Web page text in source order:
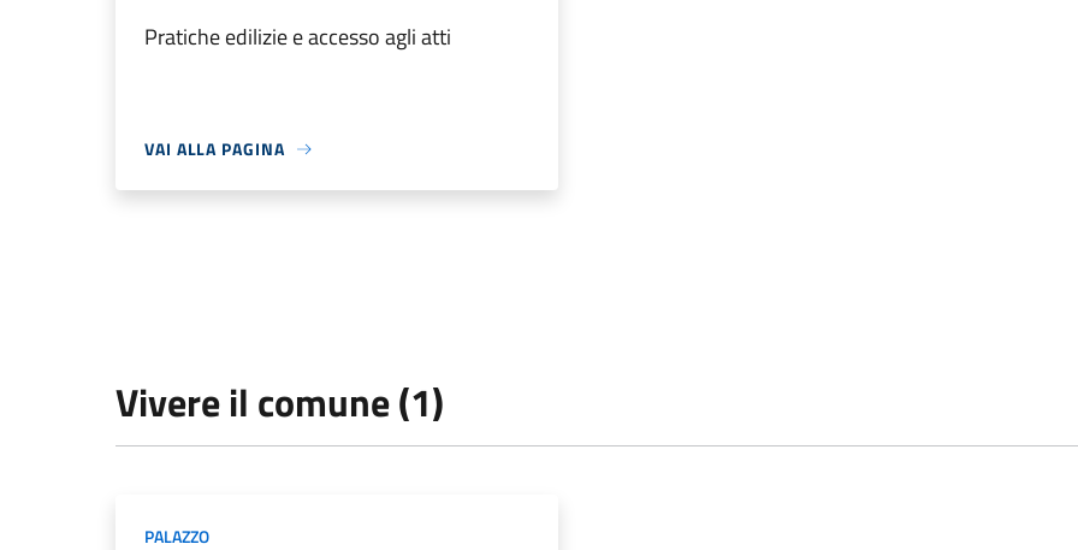
Pratiche edilizie e accesso agli atti
VAI ALLA PAGINA
Vivere il comune (1)
PALAZZO